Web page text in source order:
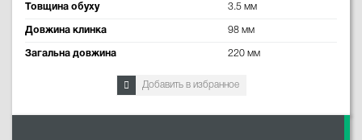
Товщина обуху 3.5 мм
Довжина клинка 98 мм
Загальна довжина 220 мм
Добавить в избранное